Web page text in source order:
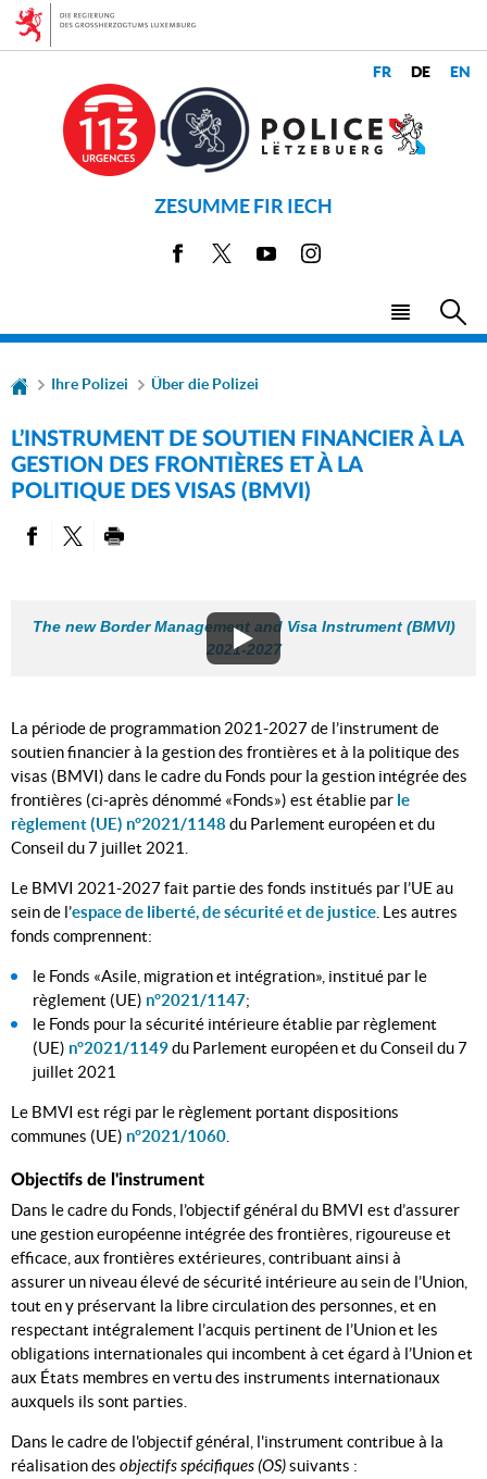
Zur
Navigation
Zum
Inhalt
ZESUMME FIR IECH
Facebook YoutubeInstagram
Haupt-
LANGUE
Ihre Polizei Über die Polizei
L’INSTRUMENT DE SOUTIEN FINANCIER À LA
GESTION DES FRONTIÈRES ET À LA
POLITIQUE DES VISAS (BMVI)
The new Border Management and Visa Instrument (BMVI)
2021-2027
La période de programmation 2021-2027 de l’instrument de
soutien financier à la gestion des frontières et à la politique des
visas (BMVI) dans le cadre du Fonds pour la gestion intégrée des
frontières (ci-après dénommé «Fonds») est établie par le
règlement (UE) n°2021/1148 du Parlement européen et du
Conseil du 7 juillet 2021.
Le BMVI 2021-2027 fait partie des fonds institués par l’UE au
sein de l’espace de liberté, de sécurité et de justice . Les autres
fonds comprennent:
le Fonds «Asile, migration et intégration», institué par le
règlement (UE) n°2021/1147;
le Fonds pour la sécurité intérieure établie par règlement
(UE) n°2021/1149du Parlement européen et du Conseil du 7
juillet 2021
Le BMVI est régi par le règlement portant dispositions
communes (UE) n°2021/1060
Objectifs de l'instrument
Dans le cadre du Fonds, l’objectif général du BMVI est d’assurer
une gestion européenne intégrée des frontières, rigoureuse et
efficace, aux frontières extérieures, contribuant ainsi à
assurer un niveau élevé de sécurité intérieure au sein de l’Union,
tout en y préservant la libre circulation des personnes, et en
respectant intégralement l’acquis pertinent de l’Union et les
obligations internationales qui incombent à cet égard à l’Union et
aux États membres en vertu des instruments internationaux
auxquels ils sont parties.
Dans le cadre de l'objectif général, l'instrument contribue à la
réalisation des objectifs spécifiques (OS)suivants :